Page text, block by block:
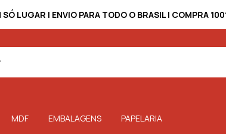
LUGAR | ENVIO PARA TODO O BRASIL | COMPRA
MDF EMBALAGENS PAPELARIA